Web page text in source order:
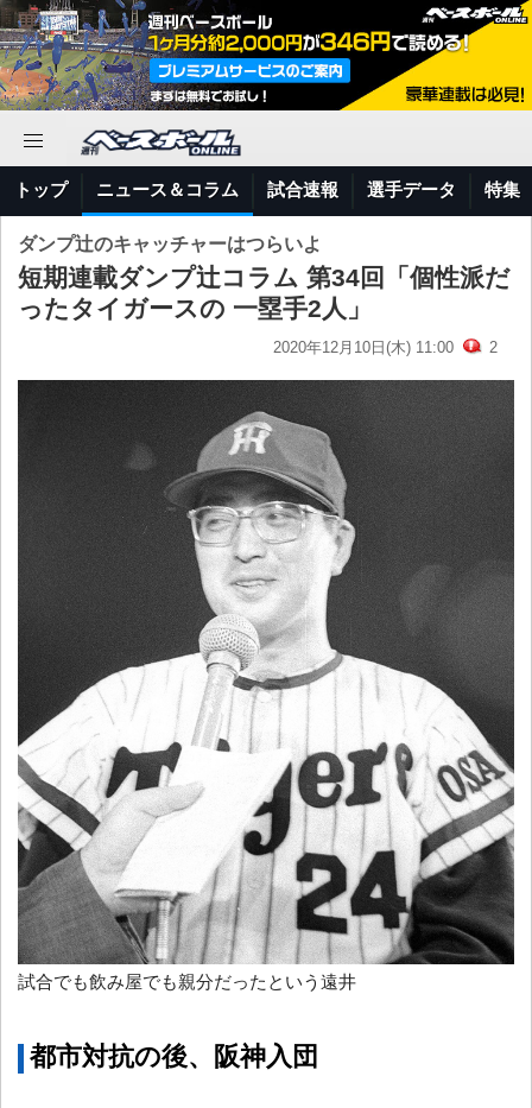
トップ ニュース＆コラム 試合速報 選手データ 特集
ダンプ辻のキャッチャーはつらいよ
短期連載ダンプ辻コラム 第34回「個性派だ
ったタイガースの 一塁手2人」
2020年12月10日(木) 11:00 2
試合でも飲み屋でも親分だったという遠井
都市対抗の後、阪神入団